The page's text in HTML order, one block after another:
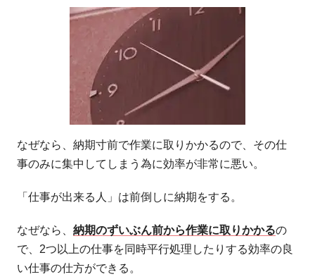
なぜなら、納期寸前で作業に取りかかるので、その仕
事のみに集中してしまう為に効率が非常に悪い。
「仕事が出来る人」は前倒しに納期をする。
なぜなら、納期のずいぶん前から作業に取りかかるの
で、2つ以上の仕事を同時平行処理したりする効率の良
い仕事の仕方ができる。